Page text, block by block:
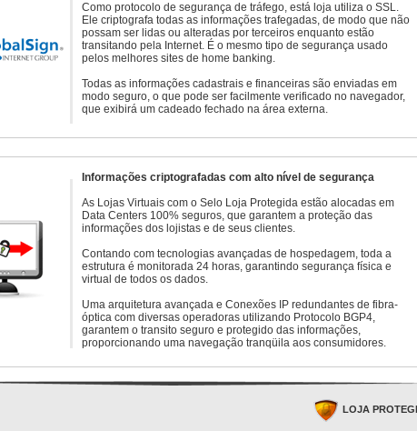
Como protocolo de segurança de tráfego, está loja utiliza o SSL.
Ele criptografa todas as informações trafegadas, de modo que não
possam ser lidas ou alteradas por terceiros enquanto estão
transitando pela Internet. É o mesmo tipo de segurança usado
pelos melhores sites de home banking.
Todas as informações cadastrais e financeiras são enviadas em
modo seguro, o que pode ser facilmente verificado no navegador,
que exibirá um cadeado fechado na área externa.
Informações criptografadas com alto nível de segurança
As Lojas Virtuais com o Selo Loja Protegida estão alocadas em
Data Centers 100% seguros, que garantem a proteção das
informações dos lojistas e de seus clientes.
Contando com tecnologias avançadas de hospedagem, toda a
estrutura é monitorada 24 horas, garantindo segurança física e
virtual de todos os dados.
Uma arquitetura avançada e Conexões IP redundantes de fibra-
óptica com diversas operadoras utilizando Protocolo BGP4,
garantem o transito seguro e protegido das informações,
proporcionando uma navegação tranqüila aos consumidores.
LOJA